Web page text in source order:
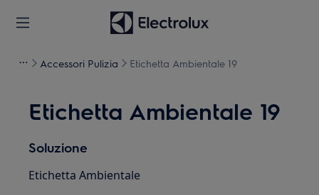
Accessori Pulizia Etichetta Ambientale 19
Etichetta Ambientale 19
Soluzione
Etichetta Ambientale